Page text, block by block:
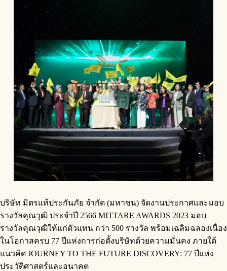
บริษัท มิตรแท้ประกันภัย จำกัด (มหาชน) จัดงานประกาศและมอบ
รางวัลคุณวุฒิ ประจำปี 2566 MITTARE AWARDS 2023 มอบ
รางวัลคุณวุฒิให้แก่ตัวแทน กว่า 500 รางวัล พร้อมเฉลิมฉลองเนื่อง
ในโอกาสครบ 77 ปีแห่งการก่อตั้งบริษัทด้วยความมั่นคง ภายใต้
แนวคิด JOURNEY TO THE FUTURE DISCOVERY: 77 ปีแห่ง
ประวัติศาสตร์และอนาคต